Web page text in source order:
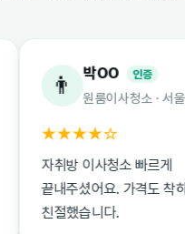
👨 박OO 인증
원룸이사청소 · 서울 관악
★★★★☆
자취방 이사청소 빠르게
끝내주셨어요. 가격도 착하고
친절했습니다.